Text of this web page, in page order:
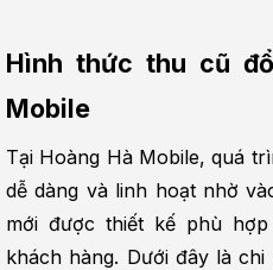
Hình thức thu cũ
Mobile
Tại Hoàng Hà Mobile, quá
dễ dàng và linh hoạt nhờ
mới được thiết kế phù
khách hàng. Dưới đây là